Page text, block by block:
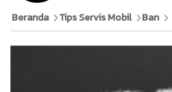
Beranda Tips Servis Mobil Ban